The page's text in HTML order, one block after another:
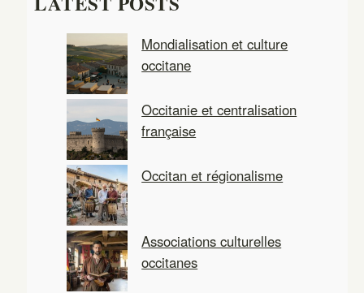
r
Mondialisation et culture
occitane
Occitanie et centralisation
française
Occitan et régionalisme
Associations culturelles
occitanes